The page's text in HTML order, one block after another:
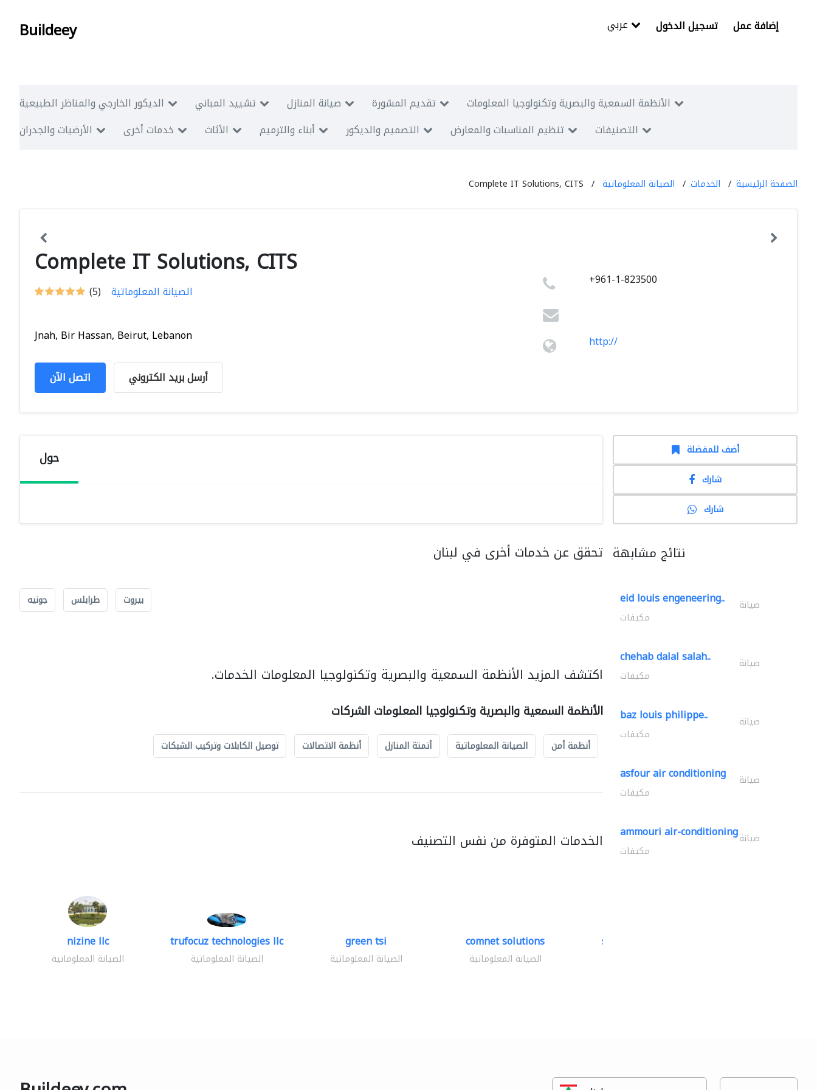
Buildeey تسجيل الدخول إضافة عمل
الديكور الخارجي والمناظر الطبيعية تشييد المباني صيانة المنازل تقديم المشورة
الأنظمة السمعية والبصرية وتكنولوجيا المعلومات
الأرضيات والجدران
خدمات أخرى الأثاث أبناء والترميم التصميم والديكور تنظيم المناسبات والمعارض التصنيفات
الصفحة الرئيسية الخدمات الصيانة المعلوماتية Complete IT Solutions, CITS
Complete IT Solutions, CITS
(5) الصيانة المعلوماتية
Jnah, Bir Hassan, Beirut, Lebanon
اتصل الآن أرسل بريد الكتروني
+961-1-823500
http://
حول
تحقق عن خدمات أخرى في لبنان
بيروت طرابلس جونيه
اكتشف المزيد الأنظمة السمعية والبصرية وتكنولوجيا المعلومات الخدمات.
الأنظمة السمعية والبصرية وتكنولوجيا المعلومات الشركات
أنظمة أمن الصيانة المعلوماتية أتمتة المنازل أنظمة الاتصالات توصيل الكابلات وتركيب الشبكات
الخدمات المتوفرة من نفس التصنيف
nizine llc
الصيانة المعلوماتية
trufocuz technologies llc
الصيانة المعلوماتية
green tsi
الصيانة المعلوماتية
comnet solutions
الصيانة المعلوماتية
semac consultants
أضف للمفضلة
شارك
شارك
نتائج مشابهة
eid louis engeneering.. صيانة
مكيفات
chehab dalal salah.. صيانة
مكيفات
baz louis philippe.. صيانة
مكيفات
asfour air conditioning صيانة
مكيفات
ammouri air-conditioningصيانة
مكيفات